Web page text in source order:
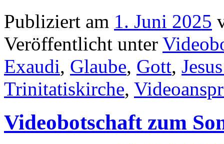
Publiziert am 1. Juni 2025
Veröffentlicht unter
Exaudi, Glaube, Gott,
Trinitatiskirche,
Videobotschaft zum